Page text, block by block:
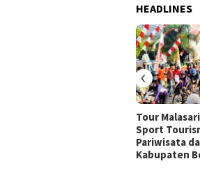
HEADLINES
Tour
Sport
Pariwisata
Kabupaten
‹